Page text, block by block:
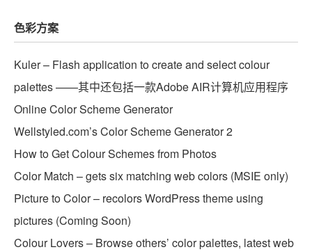
色彩方案
Kuler – Flash application to create and select colour
palettes ——其中还包括一款Adobe AIR计算机应用程序
Online Color Scheme Generator
Wellstyled.com’s Color Scheme Generator 2
How to Get Colour Schemes from Photos
Color Match – gets six matching web colors (MSIE only)
Picture to Color – recolors WordPress theme using
pictures (Coming Soon)
Colour Lovers – Browse others’ color palettes, latest web